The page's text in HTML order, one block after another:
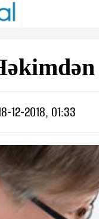
12-2018, 01:33